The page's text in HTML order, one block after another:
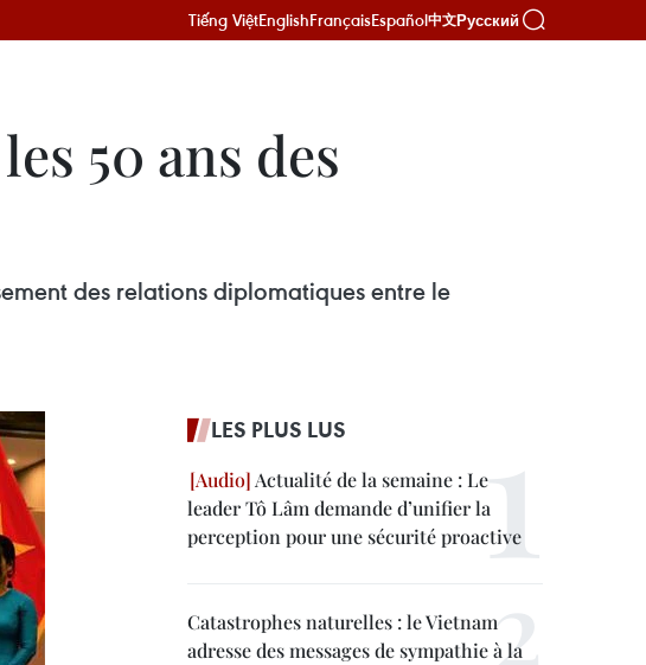
Tiếng ViệtEnglishFrançaisEspañol中文Русский
50 ans des
des relations diplomatiques entre le
LES PLUS LUS
Actualité de la semaine : Le
leader Tô Lâm demande d’unifier la
perception pour une sécurité proactive
Catastrophes naturelles : le Vietnam
adresse des messages de sympathie à la